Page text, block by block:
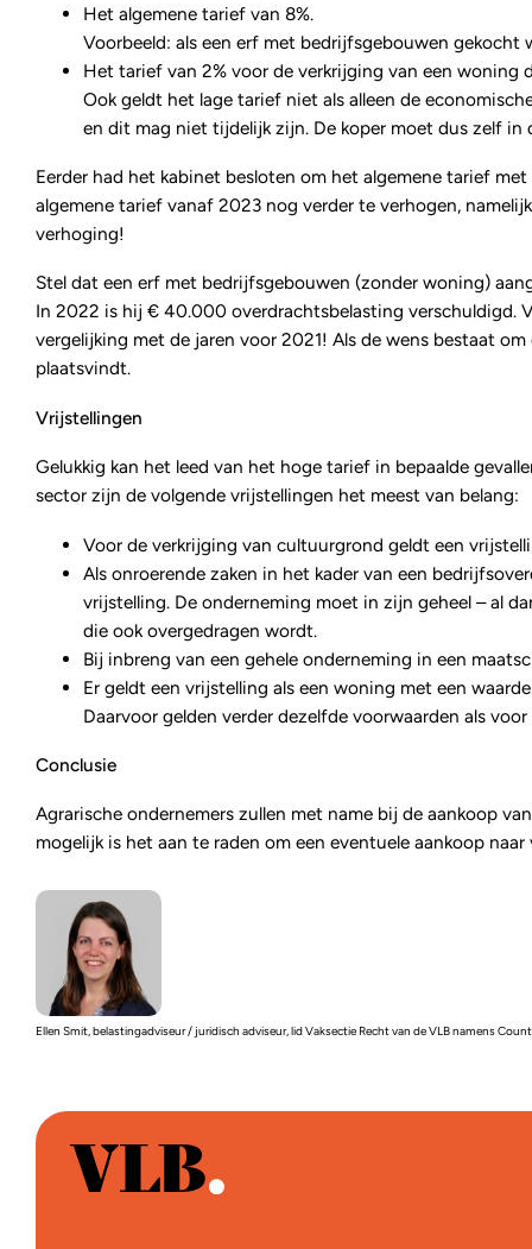
Het algemene tarief van 8%.
Voorbeeld: als een erf met bedrijfsgebouwen
Het tarief van 2% voor de verkrijging van een woning
Ook geldt het lage tarief niet als alleen de
en dit mag niet tijdelijk zijn. De koper moet dus zelf in
Eerder had het kabinet besloten om het algemene tarief
algemene tarief vanaf 2023 nog verder te verhogen,
verhoging!
Stel dat een erf met bedrijfsgebouwen (zonder woning)
In 2022 is hij € 40.000 overdrachtsbelasting verschuldigd.
vergelijking met de jaren voor 2021! Als de wens bestaat
plaatsvindt.
Vrijstellingen
Gelukkig kan het leed van het hoge tarief in bepaalde
sector zijn de volgende vrijstellingen het meest van belang:
Voor de verkrijging van cultuurgrond geldt een
Als onroerende zaken in het kader van een
vrijstelling. De onderneming moet in zijn geheel – al
die ook overgedragen wordt.
Bij inbreng van een gehele onderneming in een
Er geldt een vrijstelling als een woning met een
Daarvoor gelden verder dezelfde voorwaarden als
Conclusie
Agrarische ondernemers zullen met name bij de aankoop
mogelijk is het aan te raden om een eventuele aankoop
Ellen Smit, belastingadviseur / juridisch adviseur, lid Vaksectie Recht van de VLB namens